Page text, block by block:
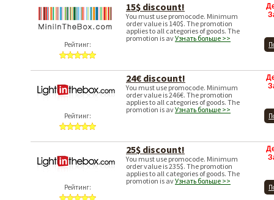
Рейтинг:
15$ discount!
You must use promocode. Minimum
order value is 140$. The promotion
applies to all categories of goods. The
promotion is avУзнать больше >>
Рейтинг:
24€ discount!
You must use promocode. Minimum
order value is 246€. The promotion
applies to all categories of goods. The
promotion is avУзнать больше >>
Рейтинг:
25$ discount!
You must use promocode. Minimum
order value is 235$. The promotion
applies to all categories of goods. The
promotion is avУзнать больше >>